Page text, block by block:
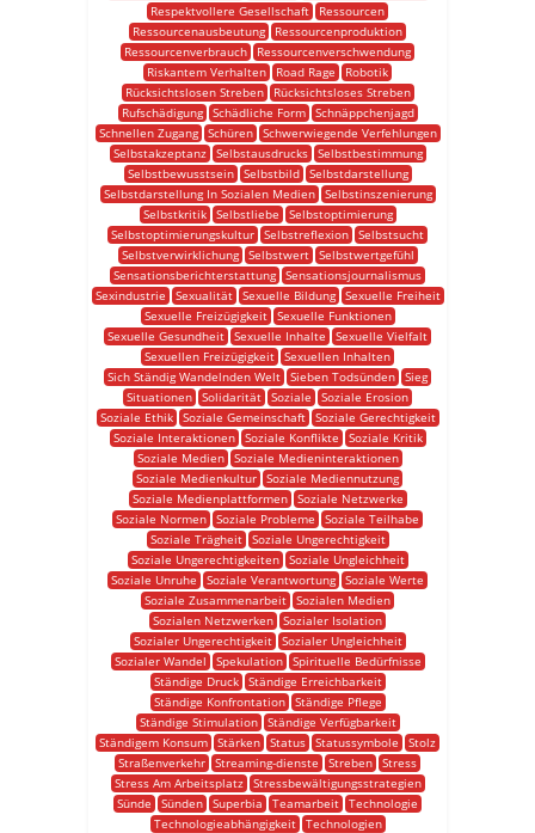
Respektvollere Gesellschaft
Ressourcen
Ressourcenausbeutung
Ressourcenproduktion
Ressourcenverbrauch
Ressourcenverschwendung
Riskantem Verhalten
Road Rage
Robotik
Rücksichtslosen Streben
Rücksichtsloses Streben
Rufschädigung
Schädliche Form
Schnäppchenjagd
Schnellen Zugang
Schüren
Schwerwiegende Verfehlungen
Selbstakzeptanz
Selbstausdrucks
Selbstbestimmung
Selbstbewusstsein
Selbstbild
Selbstdarstellung
Selbstdarstellung In Sozialen Medien
Selbstinszenierung
Selbstkritik
Selbstliebe
Selbstoptimierung
Selbstoptimierungskultur Selbstreflexion Selbstsucht
Selbstverwirklichung
Selbstwert
Selbstwertgefühl
Sensationsberichterstattung Sensationsjournalismus
Sexindustrie
Sexualität Sexuelle Bildung
Sexuelle Freiheit
Sexuelle Freizügigkeit
Sexuelle Funktionen
Sexuelle Gesundheit Sexuelle Inhalte
Sexuelle Vielfalt
Sexuellen Freizügigkeit Sexuellen Inhalten
Sich Ständig Wandelnden Welt Sieben Todsünden Sieg
Situationen Solidarität Soziale
Soziale Erosion
Soziale Ethik
Soziale Gemeinschaft
Soziale Gerechtigkeit
Soziale Interaktionen
Soziale Konflikte
Soziale Kritik
Soziale Medien
Soziale Medieninteraktionen
Soziale Medienkultur Soziale Mediennutzung
Soziale Medienplattformen
Soziale Netzwerke
Soziale Normen Soziale Probleme
Soziale Teilhabe
Soziale Trägheit
Soziale Ungerechtigkeit
Soziale Ungerechtigkeiten
Soziale Ungleichheit
Soziale Unruhe
Soziale Verantwortung Soziale Werte
Soziale Zusammenarbeit Sozialen Medien
Sozialen Netzwerken Sozialer Isolation
Sozialer Ungerechtigkeit
Sozialer Ungleichheit
Sozialer Wandel
Spekulation
Spirituelle Bedürfnisse
Ständige Druck
Ständige Erreichbarkeit
Ständige Konfrontation
Ständige Pflege
Ständige Stimulation
Ständige Verfügbarkeit
Ständigem Konsum Stärken Status Statussymbole
Stolz
Straßenverkehr Streaming-dienste Streben Stress
Stress Am Arbeitsplatz
Stressbewältigungsstrategien
Sünde
Sünden Superbia Teamarbeit Technologie
Technologieabhängigkeit
Technologien